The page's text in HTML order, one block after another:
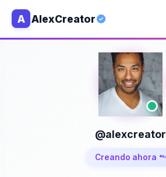
A AlexCreator
@alexcreator
Creando ahora